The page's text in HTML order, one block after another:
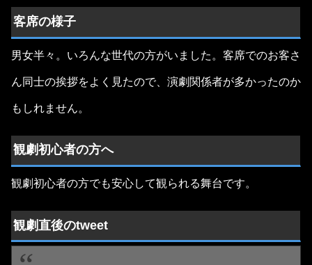
客席の様子
男女半々。いろんな世代の方がいました。客席でのお客さ
ん同士の挨拶をよく見たので、演劇関係者が多かったのか
もしれません。
観劇初心者の方へ
観劇初心者の方でも安心して観られる舞台です。
観劇直後のtweet